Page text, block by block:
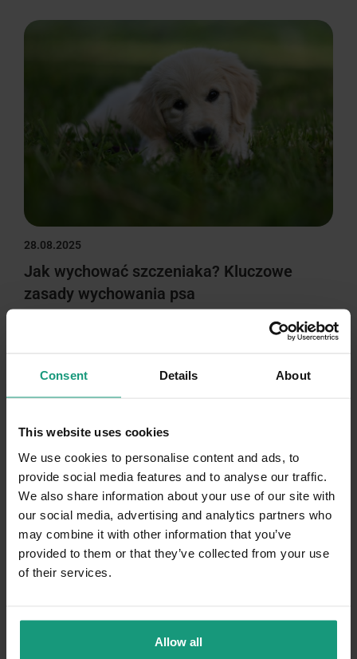
Consent Details About
This website uses cookies
We use cookies to personalise content and ads, to
provide social media features and to analyse our traffic.
We also share information about your use of our site with
our social media, advertising and analytics partners who
may combine it with other information that you’ve
provided to them or that they’ve collected from your use
of their services.
Allow all
28.08.2025
Jak wychować szczeniaka? Kluczowe
zasady wychowania psa